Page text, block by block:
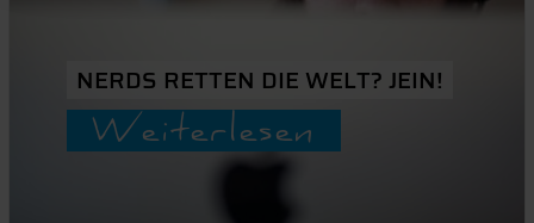
NERDS RETTEN DIE WELT? JEIN!
Weiterlesen